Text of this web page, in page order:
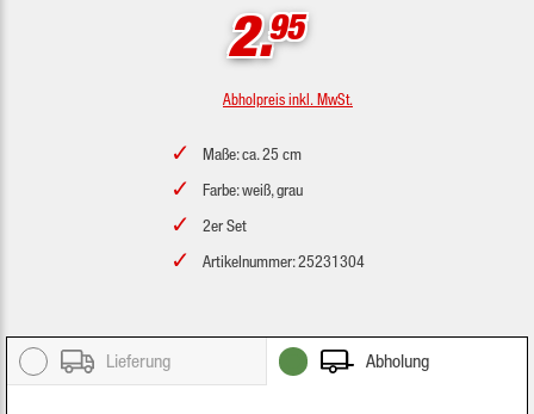
2.95
Abholpreis inkl. MwSt.
Maße: ca. 25 cm
Farbe: weiß, grau
2er Set
Artikelnummer: 25231304
Lieferung Abholung